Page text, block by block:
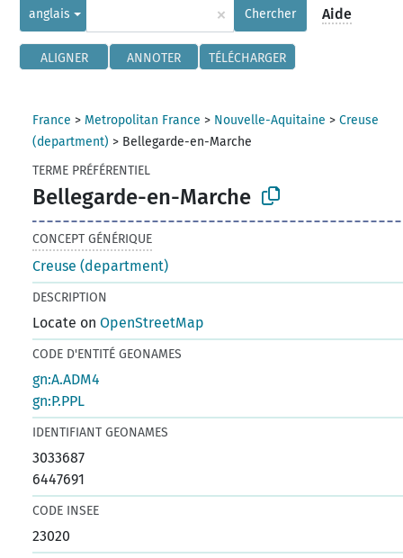
anglais × Chercher Aide
ALIGNER ANNOTER TÉLÉCHARGER
France > Metropolitan France > Nouvelle-Aquitaine >Creuse
(department) > Bellegarde-en-Marche
TERME PRÉFÉRENTIEL
Bellegarde-en-Marche
CONCEPT GÉNÉRIQUE
Creuse (department)
DESCRIPTION
Locate onOpenStreetMap
CODE D'ENTITÉ GEONAMES
gn:A.ADM4
gn:P.PPL
IDENTIFIANT GEONAMES
3033687
6447691
CODE INSEE
23020